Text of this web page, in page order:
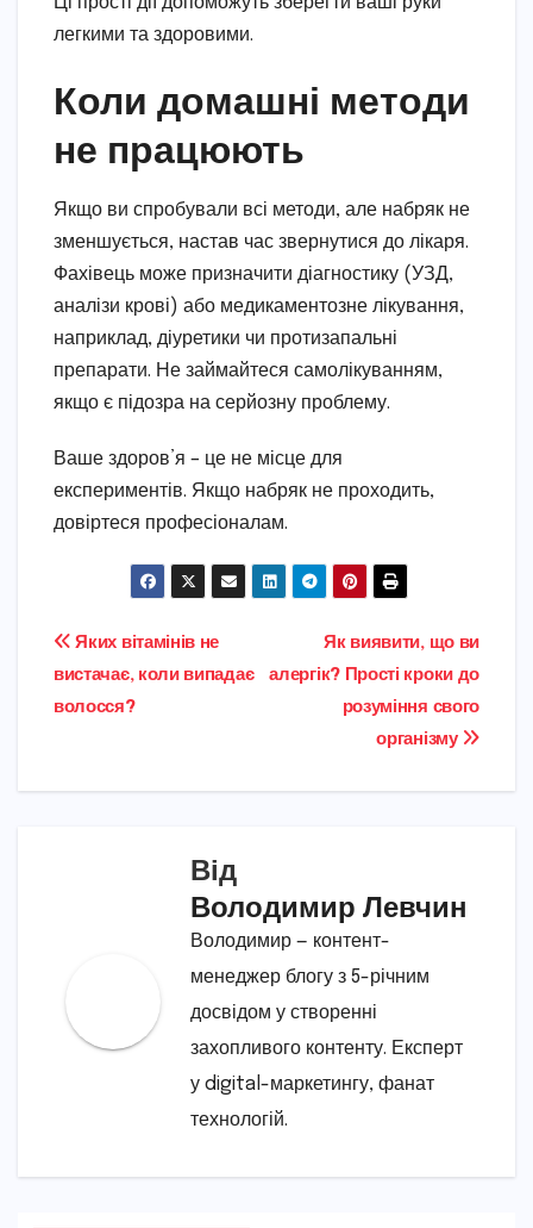
легкими та здоровими.
Коли домашні методи
не працюють
Якщо ви спробували всі методи, але набряк не
зменшується, настав час звернутися до лікаря.
Фахівець може призначити діагностику (УЗД,
аналізи крові) або медикаментозне лікування,
наприклад, діуретики чи протизапальні
препарати. Не займайтеся самолікуванням,
якщо є підозра на серйозну проблему.
Ваше здоров’я – це не місце для
експериментів. Якщо набряк не проходить,
довіртеся професіоналам.
Навігація
записів
Як виявити, що ви
алергік? Прості кроки до
розуміння свого
організму
Яких вітамінів не
вистачає, коли випадає
волосся?
Від
Володимир Левчин
Володимир — контент-
менеджер блогу з 5-річним
досвідом у створенні
захопливого контенту. Експерт
у digital-маркетингу, фанат
технологій.